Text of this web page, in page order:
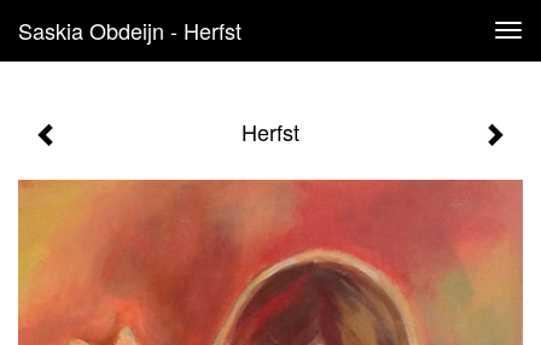
Saskia Obdeijn - Herfst
Herfst